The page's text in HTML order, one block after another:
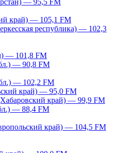
— 95,5 FM
край) — 105,1 FM
республика) — 102,3
— 101,8 FM
— 90,8 FM
— 102,2 FM
край) — 95,0 FM
край) — 99,9 FM
— 88,4 FM
край) — 104,5 FM